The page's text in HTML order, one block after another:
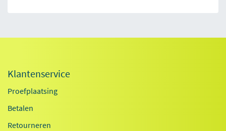
Klantenservice
Proefplaatsing
Betalen
Retourneren